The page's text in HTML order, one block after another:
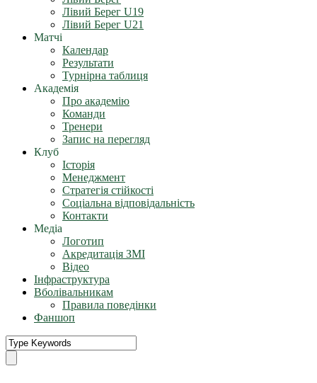
Лівий Берег U19
Лівий Берег U21
Матчі
Календар
Результати
Турнірна таблиця
Академія
Про академію
Команди
Тренери
Запис на перегляд
Клуб
Історія
Менеджмент
Стратегія стійкості
Соціальна відповідальність
Контакти
Медіа
Логотип
Акредитація ЗМІ
Відео
Інфраструктура
Вболівальникам
Правила поведінки
Фаншоп